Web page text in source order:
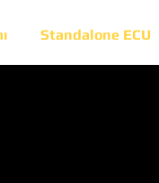
Standalone ECU